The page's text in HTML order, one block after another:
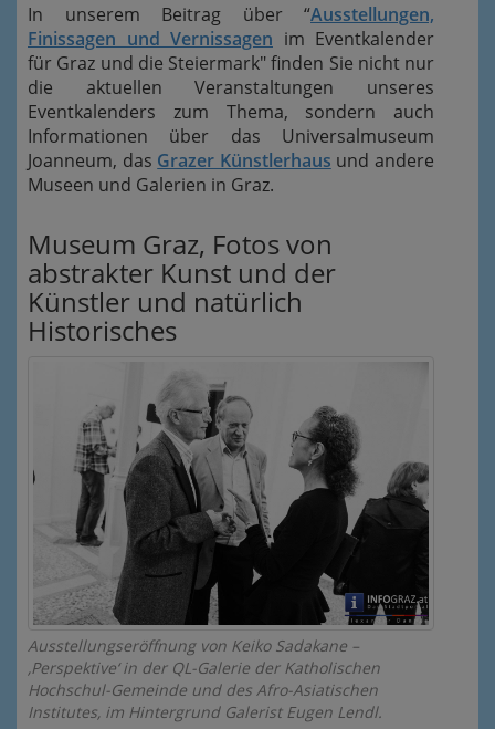
In unserem Beitrag über “Ausstellungen,
Finissagen und Vernissagen im Eventkalender
für Graz und die Steiermark" finden Sie nicht nur
die aktuellen Veranstaltungen unseres
Eventkalenders zum Thema, sondern auch
Informationen über das Universalmuseum
Joanneum, das Grazer Künstlerhaus und andere
Museen und Galerien in Graz.
Museum Graz, Fotos von
abstrakter Kunst und der
Künstler und natürlich
Historisches
Ausstellungseröffnung von Keiko Sadakane –
‚Perspektive‘ in der QL-Galerie der Katholischen
Hochschul-Gemeinde und des Afro-Asiatischen
Institutes, im Hintergrund Galerist Eugen Lendl.